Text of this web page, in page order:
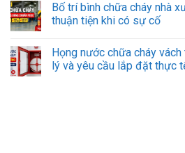
Bố trí bình chữa cháy nhà
thuận tiện khi có sự cố
Họng nước chữa cháy
lý và yêu cầu lắp đặt thực